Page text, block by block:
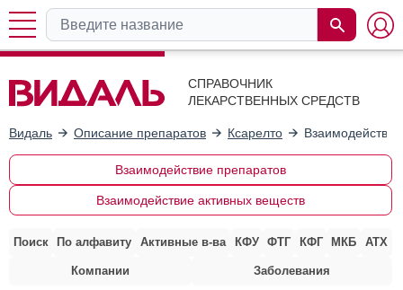
СПРАВОЧНИК
ЛЕКАРСТВЕННЫХ СРЕДСТВ
Видаль Описание препаратов Ксарелто
Взаимодействие препаратов
Взаимодействие активных веществ
Поиск По алфавиту Активные в-ва КФУ ФТГ КФГ МКБ АТХ
Компании Заболевания